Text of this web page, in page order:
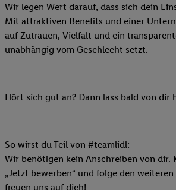
Wir legen Wert darauf, dass sich dein
Mit attraktiven Benefits und einer
auf Zutrauen, Vielfalt und ein
unabhängig vom Geschlecht setzt.
Hört sich gut an? Dann lass bald von dir
So wirst du Teil von #teamlidl:
Wir benötigen kein Anschreiben von dir.
„Jetzt bewerben“ und folge den
freuen uns auf dich!